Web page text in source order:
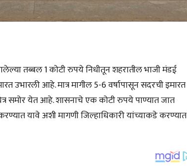
तब्बल 1 कोटी रुपये निधीतून शहरातील भाजी मंडई
उभारली आहे. मात्र मागील 5-6 वर्षापासून सदरची इमारत
समोर येत आहे. शासनाचे एक कोटी रुपये पाण्यात जात
यावे अशी मागणी जिल्हाधिकारी यांच्याकडे करण्यात